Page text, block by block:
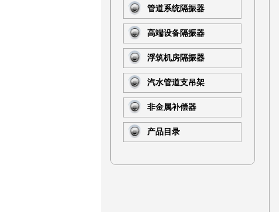
管道系统隔振器
高端设备隔振器
浮筑机房隔振器
汽水管道支吊架
非金属补偿器
产品目录